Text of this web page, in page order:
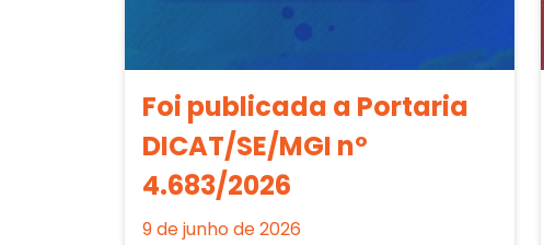
Foi publicada a Portaria
DICAT/SE/MGI nº
4.683/2026
9 de junho de 2026